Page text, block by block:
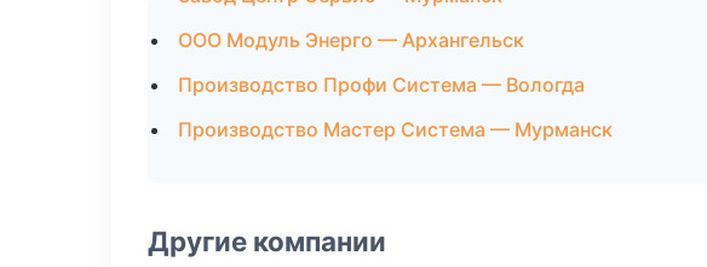
ООО Модуль Энерго — Архангельск
Производство Профи Система — Вологда
Производство Мастер Система — Мурманск
Другие компании